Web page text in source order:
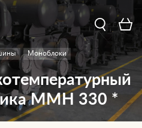
Моноблоки
ММН 330 *